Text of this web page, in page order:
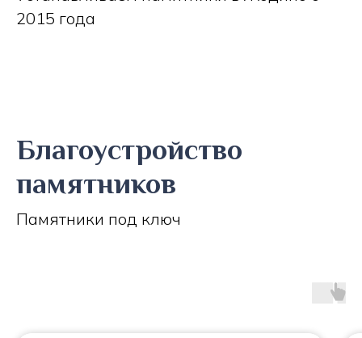
2015 года
Благоустройство
памятников
Памятники под ключ